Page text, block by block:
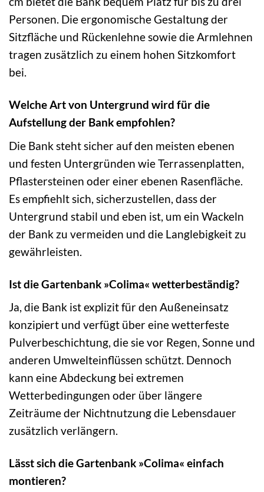
Personen. Die ergonomische Gestaltung der
Sitzfläche und Rückenlehne sowie die Armlehnen
tragen zusätzlich zu einem hohen Sitzkomfort
bei.
Welche Art von Untergrund wird für die
Aufstellung der Bank empfohlen?
Die Bank steht sicher auf den meisten ebenen
und festen Untergründen wie Terrassenplatten,
Pflastersteinen oder einer ebenen Rasenfläche.
Es empfiehlt sich, sicherzustellen, dass der
Untergrund stabil und eben ist, um ein Wackeln
der Bank zu vermeiden und die Langlebigkeit zu
gewährleisten.
Ist die Gartenbank »Colima« wetterbeständig?
Ja, die Bank ist explizit für den Außeneinsatz
konzipiert und verfügt über eine wetterfeste
Pulverbeschichtung, die sie vor Regen, Sonne und
anderen Umwelteinflüssen schützt. Dennoch
kann eine Abdeckung bei extremen
Wetterbedingungen oder über längere
Zeiträume der Nichtnutzung die Lebensdauer
zusätzlich verlängern.
Lässt sich die Gartenbank »Colima« einfach
montieren?